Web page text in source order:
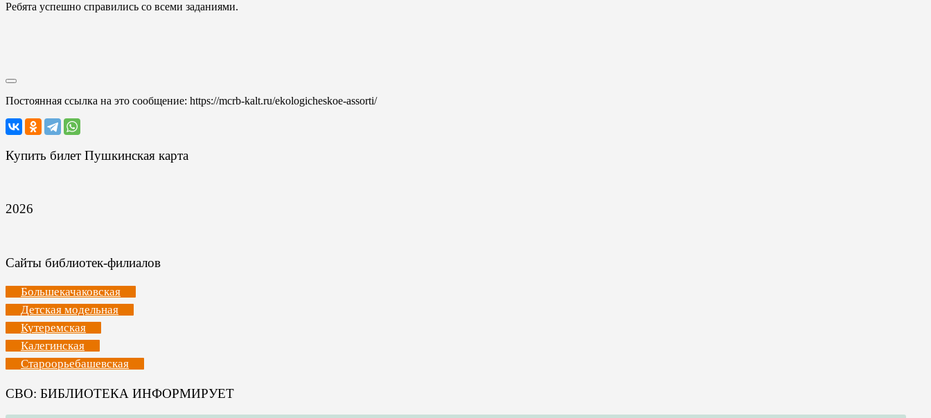
Ребята успешно справились со всеми заданиями.
Постоянная ссылка на это сообщение: https://mcrb-kalt.ru/ekologicheskoe-assorti/
Купить билет Пушкинская карта
2026
Сайты библиотек-филиалов
Большекачаковская
Детская модельная
Кутеремская
Калегинская
Староорьебашевская
СВО: БИБЛИОТЕКА ИНФОРМИРУЕТ